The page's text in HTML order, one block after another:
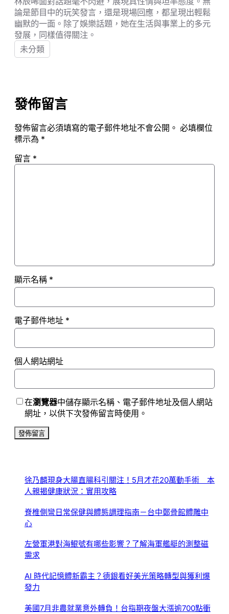
論是節目中的玩笑發言，還是現場回應，都呈現出輕鬆
幽默的一面。除了娛樂話題，她在生活與事業上的多元
發展，同樣值得關注。
未分類
發佈留言
發佈留言必須填寫的電子郵件地址不會公開。 必填欄位
標示為 *
留言 *
顯示名稱 *
電子郵件地址 *
個人網站網址
在瀏覽器中儲存顯示名稱、電子郵件地址及個人網站
網址，以供下次發佈留言時使用。
徐乃麟現身大腸直腸科引關注！5月才花20萬動手術 本
人親揭健康狀況：實用攻略
脊椎側彎日常保健與體態調理指南－台中鄭骨館體雕中
心
左營軍港對海鯤號有哪些影響？了解海軍艦艇的測整磁
需求
AI 時代記憶體新霸主？德銀看好美光策略轉型與獲利爆
發力
美國7月非農就業意外轉負！台指期夜盤大漲逾700點衝